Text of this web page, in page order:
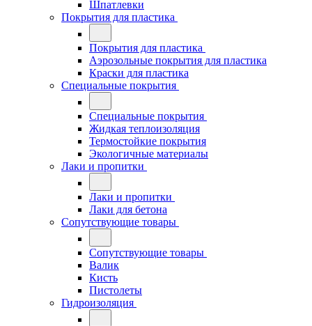
Шпатлевки
Покрытия для пластика
Покрытия для пластика
Аэрозольные покрытия для пластика
Краски для пластика
Специальные покрытия
Специальные покрытия
Жидкая теплоизоляция
Термостойкие покрытия
Экологичные материалы
Лаки и пропитки
Лаки и пропитки
Лаки для бетона
Сопутствующие товары
Сопутствующие товары
Валик
Кисть
Пистолеты
Гидроизоляция